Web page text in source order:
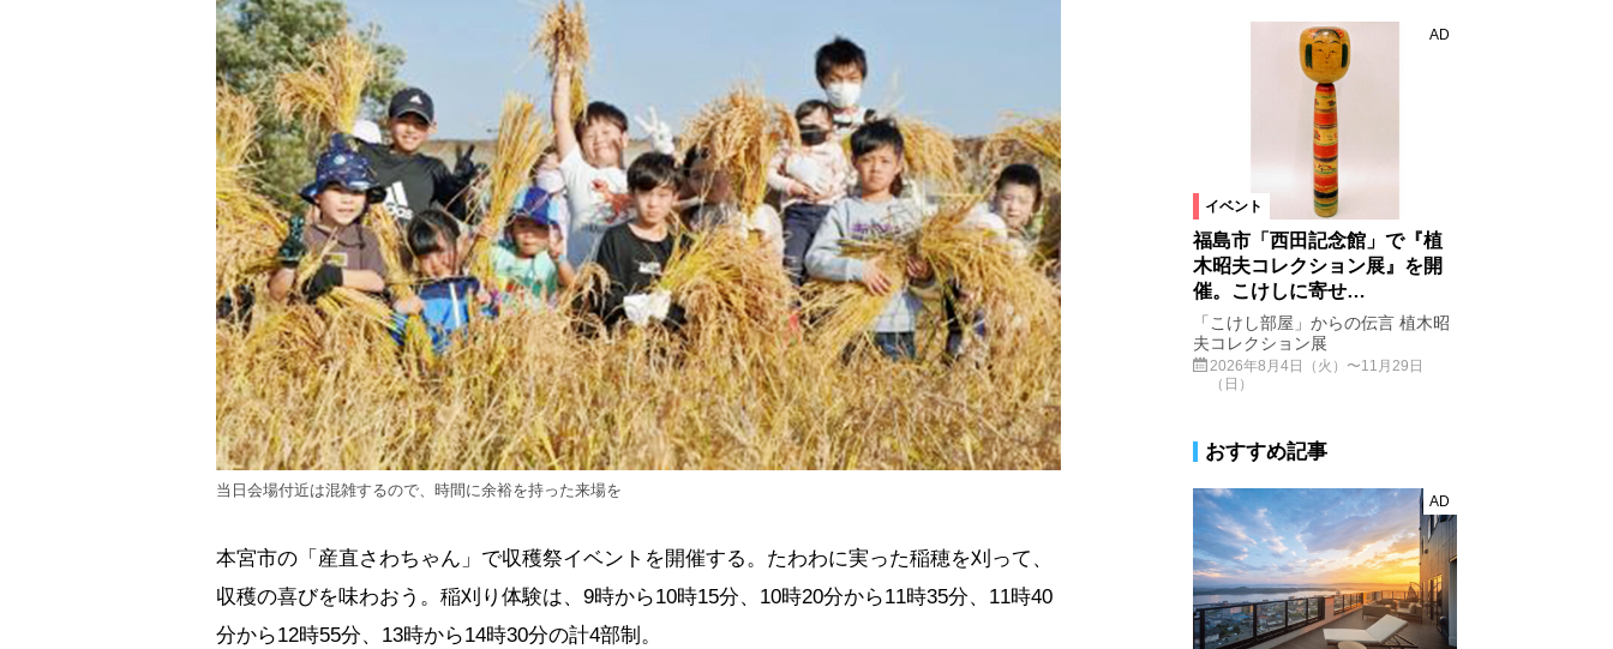
当日会場付近は混雑するので、時間に余裕を持った来場を
本宮市の「産直さわちゃん」で収穫祭イベントを開催する。たわわに実った稲穂を刈って、
収穫の喜びを味わおう。稲刈り体験は、9時から10時15分、10時20分から11時35分、11時40
分から12時55分、13時から14時30分の計4部制。
イベント
AD
福島市「西田記念館」で『植
木昭夫コレクション展』を開
催。こけしに寄せ…
「こけし部屋」からの伝言 植木昭
夫コレクション展
2026年8月4日（火）〜11月29日
（日）
おすすめ記事
AD